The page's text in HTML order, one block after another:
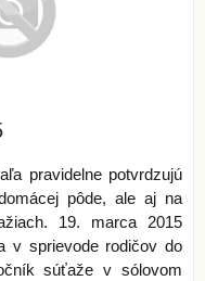
pravidelne potvrdzujú
pôde, ale aj na
19. marca 2015
v sprievode rodičov do
súťaže v sólovom